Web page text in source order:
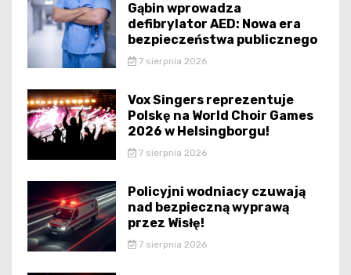
Gąbin wprowadza
defibrylator AED: Nowa era
bezpieczeństwa publicznego
7 sierpnia 2026
Vox Singers reprezentuje
Polskę na World Choir Games
2026 w Helsingborgu!
7 sierpnia 2026
Policyjni wodniacy czuwają
nad bezpieczną wyprawą
przez Wisłę!
7 sierpnia 2026